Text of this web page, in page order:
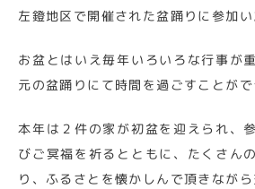
左鐙地区で開催された盆踊りに参加い
お盆とはいえ毎年いろいろな行事が
元の盆踊りにて時間を過ごすことがで
本年は２件の家が初盆を迎えられ、
びご冥福を祈るとともに、たくさん
り、ふるさとを懐かしんで頂きながら